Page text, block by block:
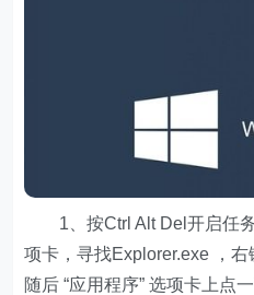
1、按Ctrl Alt Del开启任务
项卡，寻找Explorer.exe ，右
随后 “应用程序” 选项卡上点